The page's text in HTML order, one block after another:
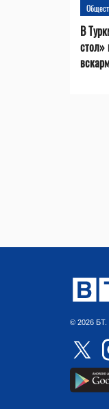
В
стол»
© 2026 БТ.